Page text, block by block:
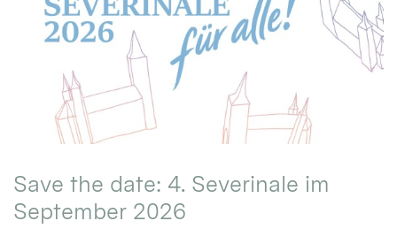
Save the date: 4. Severinale im
September 2026